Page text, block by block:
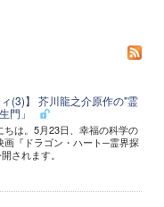
ィ(3)】 芥川龍之介原作の"霊
門」
ちは。5月23日、幸福の科学の
画『ドラゴン・ハート─霊界探
されます。